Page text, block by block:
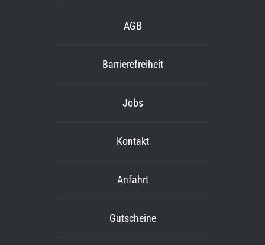
AGB
Barrierefreiheit
Jobs
Kontakt
Anfahrt
Gutscheine